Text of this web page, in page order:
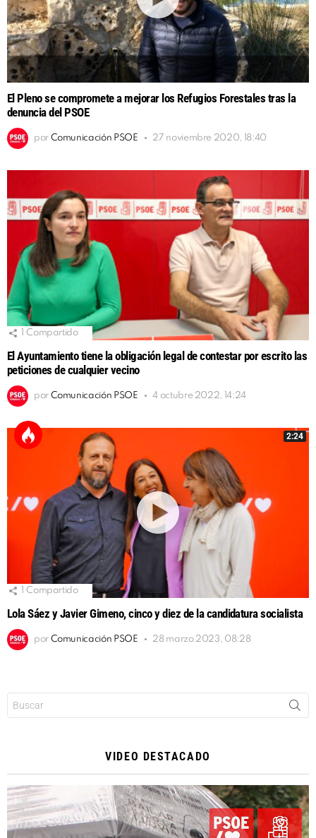
El Pleno se compromete a mejorar los Refugios Forestales tras la
denuncia del PSOE
por Comunicación PSOE 27 noviembre 2020, 18:40
Compartido
El Ayuntamiento tiene la obligación legal de contestar por escrito las
peticiones de cualquier vecino
por Comunicación PSOE 4 octubre 2022, 14:24
2:24
Compartido
Lola Sáez y Javier Gimeno, cinco y diez de la candidatura socialista
por Comunicación PSOE 28 marzo 2023, 08:28
VIDEO DESTACADO
Reproductor
de
vídeo